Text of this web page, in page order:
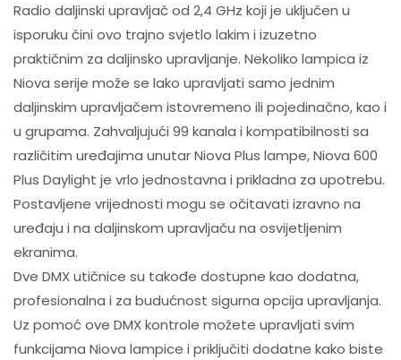
Radio daljinski upravljač od 2,4 GHz koji je uključen u
isporuku čini ovo trajno svjetlo lakim i izuzetno
praktičnim za daljinsko upravljanje. Nekoliko lampica iz
Niova serije može se lako upravljati samo jednim
daljinskim upravljačem istovremeno ili pojedinačno, kao i
u grupama. Zahvaljujući 99 kanala i kompatibilnosti sa
različitim uređajima unutar Niova Plus lampe, Niova 600
Plus Daylight je vrlo jednostavna i prikladna za upotrebu.
Postavljene vrijednosti mogu se očitavati izravno na
uređaju i na daljinskom upravljaču na osvijetljenim
ekranima.
Dve DMX utičnice su takođe dostupne kao dodatna,
profesionalna i za budućnost sigurna opcija upravljanja.
Uz pomoć ove DMX kontrole možete upravljati svim
funkcijama Niova lampice i priključiti dodatne kako biste